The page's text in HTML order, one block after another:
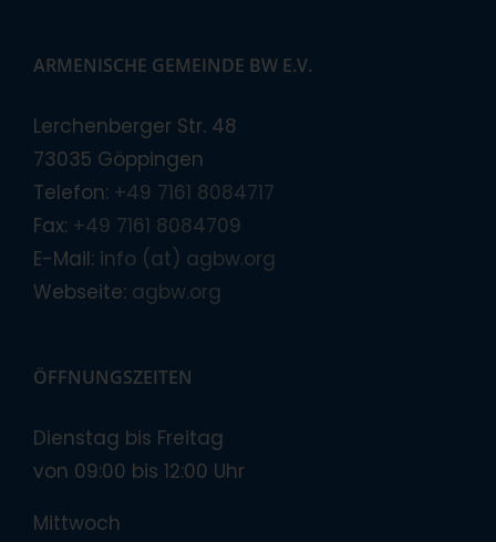
ARMENISCHE GEMEINDE BW E.V.
Lerchenberger Str. 48
73035 Göppingen
Telefon: +49 7161 8084717
Fax: +49 7161 8084709
E-Mail: info (at) agbw.org
Webseite: agbw.org
ÖFFNUNGSZEITEN
Dienstag bis Freitag
von 09:00 bis 12:00 Uhr
Mittwoch